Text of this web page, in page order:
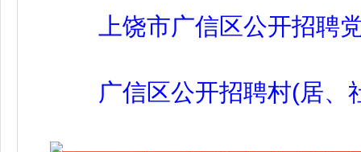
上饶市广信区公开招聘
广信区公开招聘村(居、